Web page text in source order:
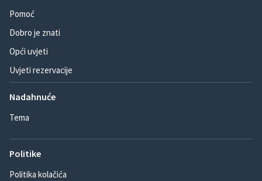
Pomoć
Dobro je znati
Opći uvjeti
Uvjeti rezervacije
Nadahnuće
Tema
Politike
Politika kolačića